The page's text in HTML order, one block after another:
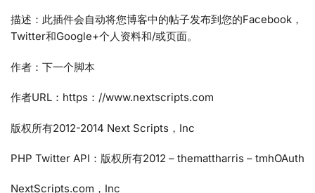
描述：此插件会自动将您博客中的帖子发布到您的Facebook，
Twitter和Google+个人资料和/或页面。
作者：下一个脚本
作者URL：https：//www.nextscripts.com
版权所有2012-2014 Next Scripts，Inc
PHP Twitter API：版权所有2012 – themattharris – tmhOAuth
NextScripts.com，Inc